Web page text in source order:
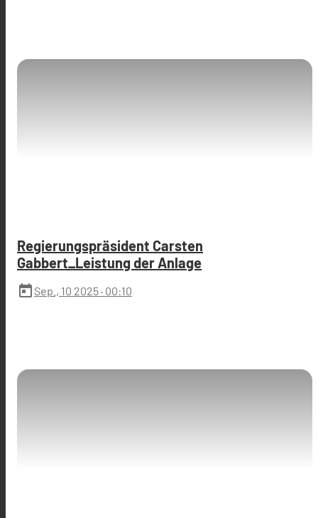
Regierungspräsident Carsten
Gabbert_Leistung der Anlage
today Sep., 10 2025 · 00:10